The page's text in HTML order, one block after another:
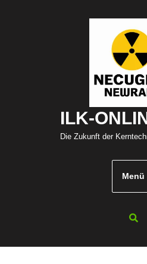
ILK-
Die Zukunft der
Menü